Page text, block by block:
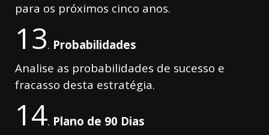
para os próximos cinco anos.
13. Probabilidades
Analise as probabilidades de sucesso e
fracasso desta estratégia.
14. Plano de 90 Dias